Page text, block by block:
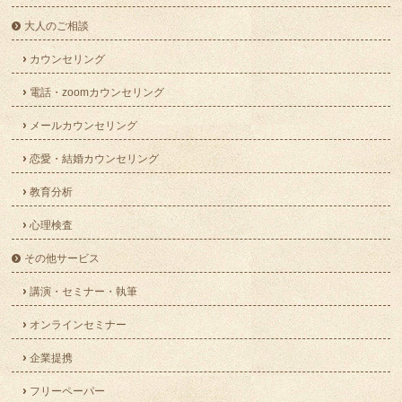
大人のご相談
カウンセリング
電話・zoomカウンセリング
メールカウンセリング
恋愛・結婚カウンセリング
教育分析
心理検査
その他サービス
講演・セミナー・執筆
オンラインセミナー
企業提携
フリーペーパー